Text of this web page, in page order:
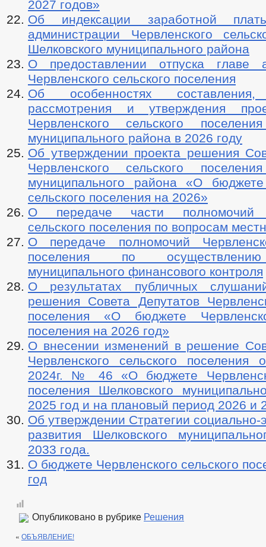
2027 годов»
Об индексации заработной
администрации Червленского
Шелковского муниципального района
О предоставлении отпуска главе
Червленского сельского поселения
Об особенностях составления,
рассмотрения и утверждения
Червленского сельского
муниципального района в 2026 году
Об утверждении проекта решения
Червленского сельского
муниципального района «О бюджете
сельского поселения на 2026»
О передаче части полномочий
сельского поселения по вопросам
О передаче полномочий
поселения по
муниципального финансового контроля
О результатах публичных
решения Совета Депутатов
поселения «О бюджете
поселения на 2026 год»
О внесении изменений в решение
Червленского сельского поселения
2024г. № 46 «О бюджете
поселения Шелковского
2025 год и на плановый период 2026 и
Об утверждении Стратегии социально-
развития Шелковского
2033 года.
О бюджете Червленского сельского
год
Опубликовано в рубрике Решения
« ОБЪЯВЛЕНИЕ!